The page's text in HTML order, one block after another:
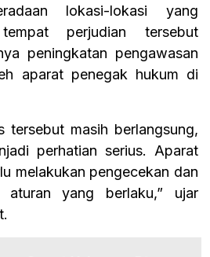
lokasi-lokasi yang
perjudian tersebut
peningkatan pengawasan
aparat penegak hukum di
tersebut masih berlangsung,
perhatian serius. Aparat
melakukan pengecekan dan
aturan yang berlaku,” ujar